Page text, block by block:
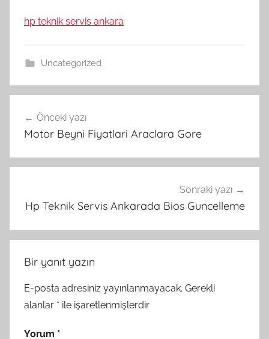
hp teknik servis ankara
Uncategorized
gezinmesi
Önceki yazı
Motor Beyni Fiyatlari Araclara Gore
Sonraki yazı
Hp Teknik Servis Ankarada Bios Guncelleme
Bir yanıt yazın
E-posta adresiniz yayınlanmayacak. Gerekli
alanlar * ile işaretlenmişlerdir
Yorum *